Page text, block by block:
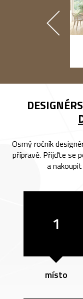
Osmý ročník
přípravě. Přijďte se
a
1
místo